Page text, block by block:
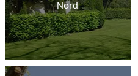
Nord